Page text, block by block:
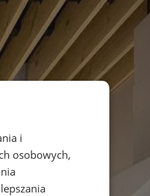
i
osobowych,